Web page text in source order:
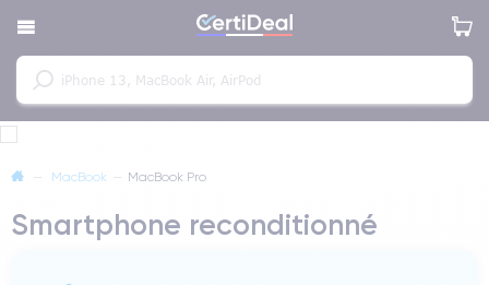
— MacBook — MacBook Pro
Smartphone reconditionné